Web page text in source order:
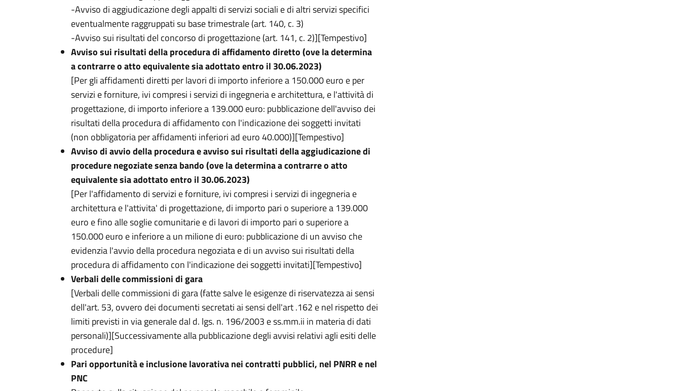
-Avviso di aggiudicazione degli appalti di servizi sociali e di altri servizi specifici
eventualmente raggruppati su base trimestrale (art. 140, c. 3)
-Avviso sui risultati del concorso di progettazione (art. 141, c. 2)][Tempestivo]
Avviso sui risultati della procedura di affidamento diretto (ove la determina
a contrarre o atto equivalente sia adottato entro il 30.06.2023)
[Per gli affidamenti diretti per lavori di importo inferiore a 150.000 euro e per
servizi e forniture, ivi compresi i servizi di ingegneria e architettura, e l'attività di
progettazione, di importo inferiore a 139.000 euro: pubblicazione dell'avviso dei
risultati della procedura di affidamento con l'indicazione dei soggetti invitati
(non obbligatoria per affidamenti inferiori ad euro 40.000)][Tempestivo]
Avviso di avvio della procedura e avviso sui risultati della aggiudicazione di
procedure negoziate senza bando (ove la determina a contrarre o atto
equivalente sia adottato entro il 30.06.2023)
[Per l'affidamento di servizi e forniture, ivi compresi i servizi di ingegneria e
architettura e l'attivita' di progettazione, di importo pari o superiore a 139.000
euro e fino alle soglie comunitarie e di lavori di importo pari o superiore a
150.000 euro e inferiore a un milione di euro: pubblicazione di un avviso che
evidenzia l'avvio della procedura negoziata e di un avviso sui risultati della
procedura di affidamento con l'indicazione dei soggetti invitati][Tempestivo]
Verbali delle commissioni di gara
[Verbali delle commissioni di gara (fatte salve le esigenze di riservatezza ai sensi
dell'art. 53, ovvero dei documenti secretati ai sensi dell'art .162 e nel rispetto dei
limiti previsti in via generale dal d. lgs. n. 196/2003 e ss.mm.ii in materia di dati
personali)][Successivamente alla pubblicazione degli avvisi relativi agli esiti delle
procedure]
Pari opportunità e inclusione lavorativa nei contratti pubblici, nel PNRR e nel
PNC